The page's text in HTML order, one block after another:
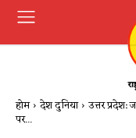
होम देश दुनिया उत्तर प्रदेश:
पर...